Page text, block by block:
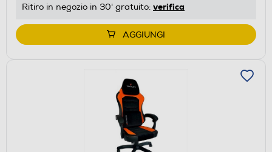
Ritiro in negozio in 30' gratuito: verifica
AGGIUNGI